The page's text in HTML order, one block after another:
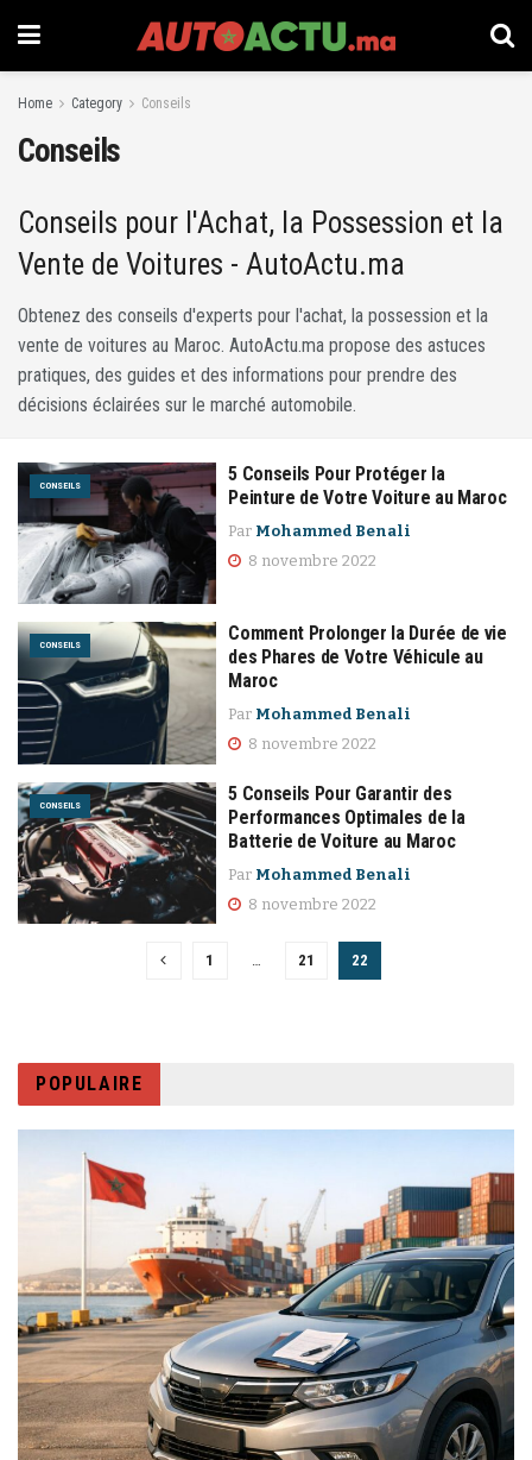
Home Category Conseils
Conseils
Conseils pour l'Achat, la Possession et la
Vente de Voitures - AutoActu.ma
Obtenez des conseils d'experts pour l'achat, la possession et la
vente de voitures au Maroc. AutoActu.ma propose des astuces
pratiques, des guides et des informations pour prendre des
décisions éclairées sur le marché automobile.
CONSEILS
5 Conseils Pour Protéger la
Peinture de Votre Voiture au Maroc
Par Mohammed Benali
8 novembre 2022
CONSEILS
Comment Prolonger la Durée de vie
des Phares de Votre Véhicule au
Maroc
Par Mohammed Benali
8 novembre 2022
CONSEILS
5 Conseils Pour Garantir des
Performances Optimales de la
Batterie de Voiture au Maroc
Par Mohammed Benali
8 novembre 2022
1 … 21 22
POPULAIRE